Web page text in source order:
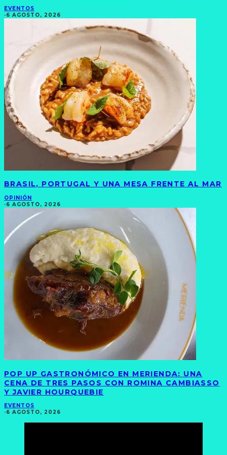
EVENTOS
·6 AGOSTO, 2026
BRASIL, PORTUGAL Y UNA MESA FRENTE AL MAR
OPINIÓN
·6 AGOSTO, 2026
POP UP GASTRONÓMICO EN MERIENDA: UNA
CENA DE TRES PASOS CON ROMINA CAMBIASSO
Y JAVIER HOURQUEBIE
EVENTOS
·6 AGOSTO, 2026